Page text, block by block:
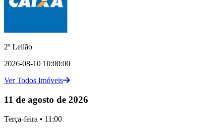
2º Leilão
2026-08-10 10:00:00
Ver Todos Imóveis
11 de agosto de 2026
Terça-feira • 11:00